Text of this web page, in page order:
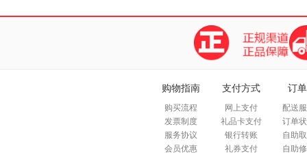
购物指南
购买流程
发票制度
服务协议
会员优惠
支付方式
网上支付
礼品卡支付
银行转账
礼券支付
订
配送
订单
自助
自助